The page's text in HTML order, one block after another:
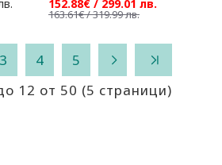
152.88€ / 299.01 лв.
163.61€ / 319.99 лв.
3 4
5
12 от 50 (5 страници)